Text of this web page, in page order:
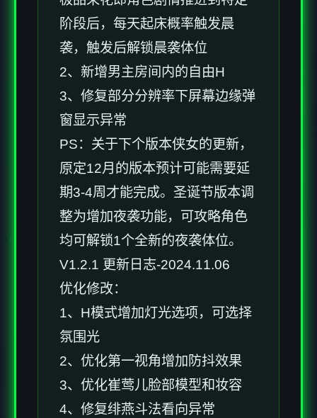
阶段后，每天起床概率触发晨
袭，触发后解锁晨袭体位
2、新增男主房间内的自由H
3、修复部分分辨率下屏幕边缘弹
窗显示异常
PS：关于下个版本侠女的更新，
原定12月的版本预计可能需要延
期3-4周才能完成。圣诞节版本调
整为增加夜袭功能，可攻略角色
均可解锁1个全新的夜袭体位。
V1.2.1 更新日志-2024.11.06
优化修改：
1、H模式增加灯光选项，可选择
氛围光
2、优化第一视角增加防抖效果
3、优化崔莺儿脸部模型和妆容
4、修复绯燕斗法看向异常